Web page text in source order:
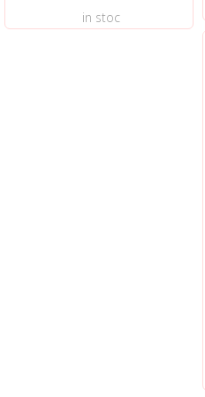
in stoc